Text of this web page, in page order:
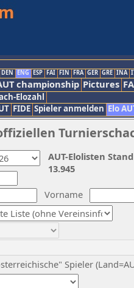
DEN ENG ESP FAI FIN FRA GER GRE INA
championship Pictures
Elozahl
FIDE Spieler anmelden Elo
Vorname
Spieler
AUT-Elolisten
13.945